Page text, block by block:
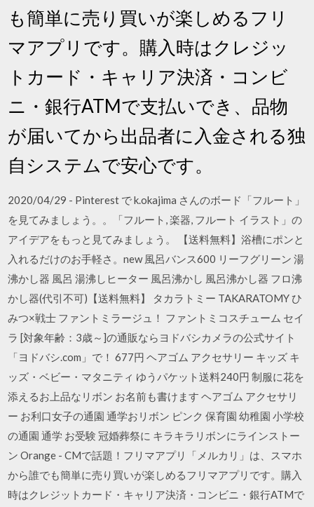
も簡単に売り買いが楽しめるフリ
マアプリです。購入時はクレジッ
トカード・キャリア決済・コンビ
ニ・銀行ATMで支払いでき、品物
が届いてから出品者に入金される独
自システムで安心です。
2020/04/29 - Pinterest で k.okajima さんのボード「フルート」
を見てみましょう。。「フルート, 楽器, フルート イラスト」の
アイデアをもっと見てみましょう。 【送料無料】浴槽にポンと
入れるだけのお手軽さ。new 風呂バンス600 リーフグリーン 湯
沸かし器 風呂 湯沸しヒーター 風呂沸かし 風呂沸かし器 フロ沸
かし器(代引不可)【送料無料】 タカラトミー TAKARATOMY ひ
みつ×戦士 ファントミラージュ！ ファントミコスチューム セイ
ラ [対象年齢：3歳～]の通販ならヨドバシカメラの公式サイト
「ヨドバシ.com」で！ 677円 ヘアゴム アクセサリー キッズ キ
ッズ・ベビー・マタニティ ゆうパケット送料240円 制服に花を
添えるお上品なリボン お名前も書けます ヘアゴム アクセサリ
ー お利口女子の通園 通学おリボン ピンク 保育園 幼稚園 小学校
の通園 通学 お受験 冠婚葬祭に キラキラリボンにラインストー
ン Orange - CMで話題！フリマアプリ「メルカリ」は、スマホ
から誰でも簡単に売り買いが楽しめるフリマアプリです。購入
時はクレジットカード・キャリア決済・コンビニ・銀行ATMで